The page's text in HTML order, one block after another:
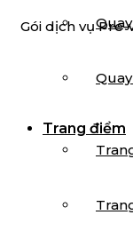
Trang điểm
Gói dịch vụ